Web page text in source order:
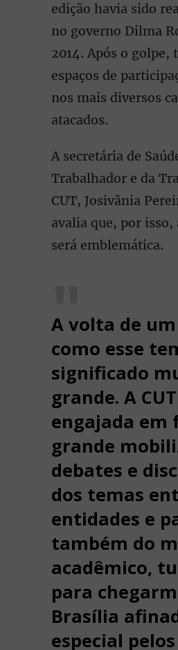
edição havia sido
no governo Dilma
2014. Após o golpe,
espaços de
nos mais diversos
atacados.
A secretária de
Trabalhador e da
CUT, Josivânia
avalia que, por isso,
será emblemática.
A volta de
como esse
significado
grande. A
engajada em
grande
debates e
dos temas
entidades e
também do
acadêmico,
para
Brasília
especial